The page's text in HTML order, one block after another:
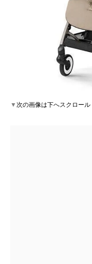
▼次の画像は下へスクロー